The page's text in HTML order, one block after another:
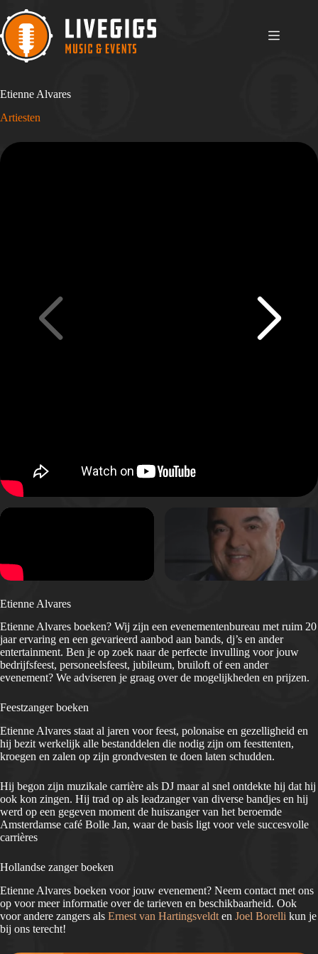
naar
de
inhoud
Etienne Alvares
Artiesten
Etienne Alvares
Etienne Alvares boeken? Wij zijn een evenementenbureau met ruim 20
jaar ervaring en een gevarieerd aanbod aan bands, dj’s en ander
entertainment. Ben je op zoek naar de perfecte invulling voor jouw
bedrijfsfeest, personeelsfeest, jubileum, bruiloft of een ander
evenement? We adviseren je graag over de mogelijkheden en prijzen.
Feestzanger boeken
Etienne Alvares staat al jaren voor feest, polonaise en gezelligheid en
hij bezit werkelijk alle bestanddelen die nodig zijn om feesttenten,
kroegen en zalen op zijn grondvesten te doen laten schudden.
Hij begon zijn muzikale carrière als DJ maar al snel ontdekte hij dat hij
ook kon zingen. Hij trad op als leadzanger van diverse bandjes en hij
werd op een gegeven moment de huiszanger van het beroemde
Amsterdamse café Bolle Jan, waar de basis ligt voor vele succesvolle
carrières
Hollandse zanger boeken
Etienne Alvares boeken voor jouw evenement? Neem contact met ons
op voor meer informatie over de tarieven en beschikbaarheid. Ook
voor andere zangers als Ernest van Hartingsveldt en Joel Borelli kun je
bij ons terecht!